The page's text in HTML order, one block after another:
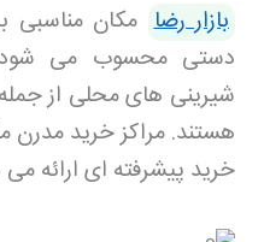
بازار رضا مکان مناسبی
دستی محسوب می شود.
شیرینی های محلی از
هستند. مراکز خرید مدرن
خرید پیشرفته ای ارائه